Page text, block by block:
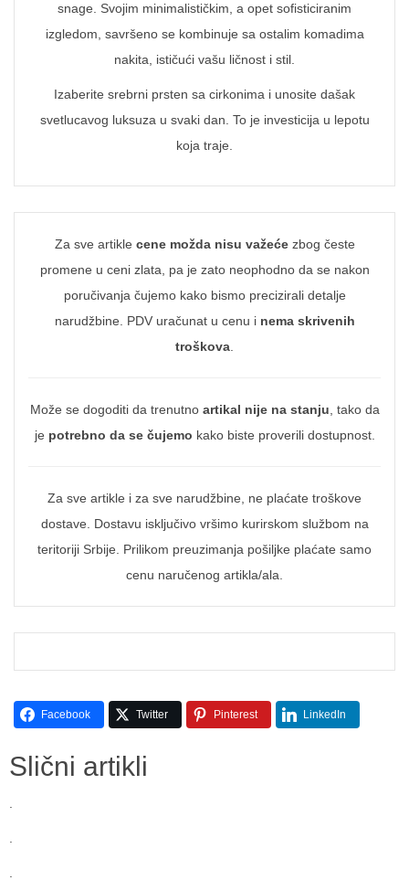
snage. Svojim minimalističkim, a opet sofisticiranim
izgledom, savršeno se kombinuje sa ostalim komadima
nakita, ističući vašu ličnost i stil.
Izaberite srebrni prsten sa cirkonima i unosite dašak
svetlucavog luksuza u svaki dan. To je investicija u lepotu
koja traje.
Za sve artikle cene možda nisu važećezbog česte
promene u ceni zlata, pa je zato neophodno da se nakon
poručivanja čujemo kako bismo precizirali detalje
narudžbine. PDV uračunat u cenu i nema skrivenih
troškova.
Može se dogoditi da trenutno artikal nije na stanju, tako da
je potrebno da se čujemo kako biste proverili dostupnost.
Za sve artikle i za sve narudžbine, ne plaćate troškove
dostave. Dostavu isključivo vršimo kurirskom službom na
teritoriji Srbije. Prilikom preuzimanja pošiljke plaćate samo
cenu naručenog artikla/ala.
Facebook Twitter Pinterest LinkedIn
Slični artikli
.
.
.